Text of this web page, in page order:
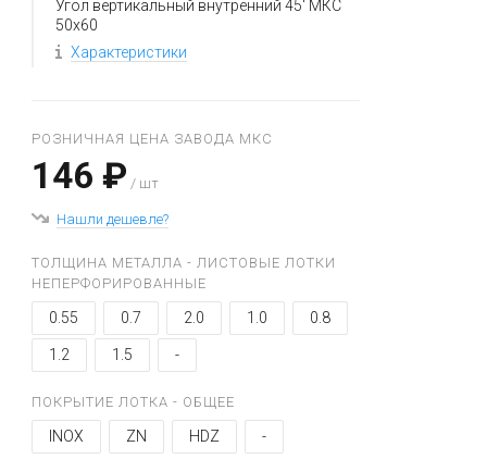
Угол вертикальный внутренний 45' МКС
50x60
Характеристики
РОЗНИЧНАЯ ЦЕНА ЗАВОДА МКС
146 ₽ / шт
Нашли дешевле?
ТОЛЩИНА МЕТАЛЛА - ЛИСТОВЫЕ ЛОТКИ
НЕПЕРФОРИРОВАННЫЕ
0.55 0.7 2.0 1.0 0.8
1.2 1.5 -
ПОКРЫТИЕ ЛОТКА - ОБЩЕЕ
INOX ZN HDZ -